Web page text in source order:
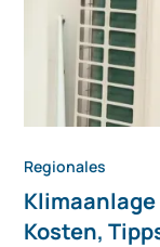
Regionales
Kosten,